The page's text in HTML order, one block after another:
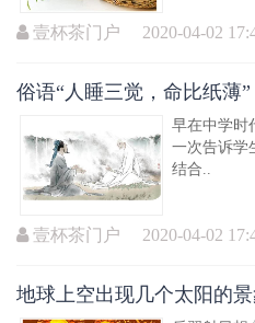
壹杯茶门户 2020-04-02
俗语“人睡三觉，命比纸薄
早在中学时
一次告诉学
结合..
壹杯茶门户 2020-04-02
地球上空出现几个太阳的